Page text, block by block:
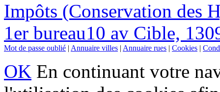
Impôts (Conservation des
1er bureau10 av Cible,
Mot de passe oublié | Annuaire villes | Annuaire rues | Cookies |
OK En continuant votre